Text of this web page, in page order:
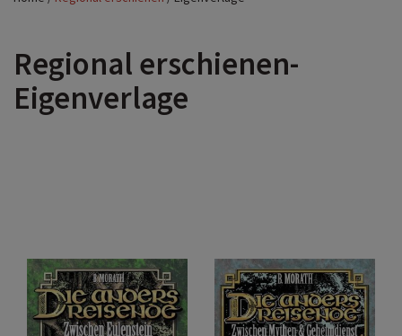
Regional erschienen-
Eigenverlage